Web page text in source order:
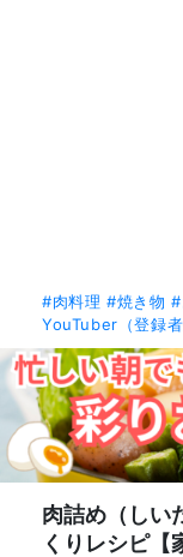
#肉料理 #焼き物
YouTuber（登録者
肉詰め（しい
くりレシピ【